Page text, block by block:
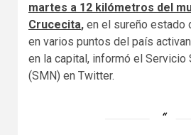
martes a 12 kilómetros del
Crucecita, en el sureño estado
en varios puntos del país
en la capital, informó el
(SMN) en Twitter.